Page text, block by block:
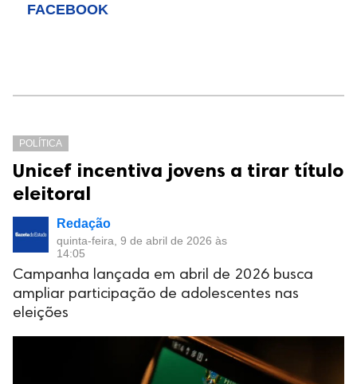
FACEBOOK
POLÍTICA
Unicef incentiva jovens a tirar título
eleitoral
Redação
quinta-feira, 9 de abril de 2026 às
14:05
Campanha lançada em abril de 2026 busca
ampliar participação de adolescentes nas
eleições